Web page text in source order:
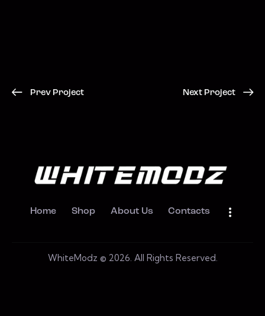
Prev Project Next Project
Home Shop About Us Contacts
WhiteModz © 2026. All Rights Reserved.